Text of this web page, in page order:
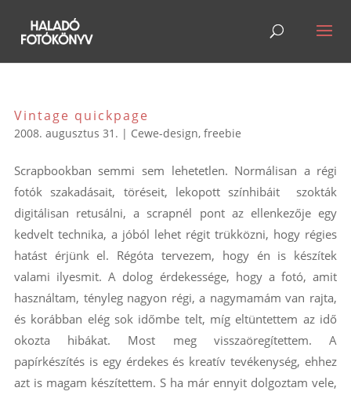
Vintage quickpage
2008. augusztus 31. | Cewe-design, freebie
Scrapbookban semmi sem lehetetlen. Normálisan a régi
fotók szakadásait, töréseit, lekopott színhibáit szokták
digitálisan retusálni, a scrapnél pont az ellenkezője egy
kedvelt technika, a jóból lehet régit trükközni, hogy régies
hatást érjünk el. Régóta tervezem, hogy én is készítek
valami ilyesmit. A dolog érdekessége, hogy a fotó, amit
használtam, tényleg nagyon régi, a nagymamám van rajta,
és korábban elég sok időmbe telt, míg eltüntettem az idő
okozta hibákat. Most meg visszaöregítettem. A
papírkészítés is egy érdekes és kreatív tevékenység, ehhez
azt is magam készítettem. S ha már ennyit dolgoztam vele,